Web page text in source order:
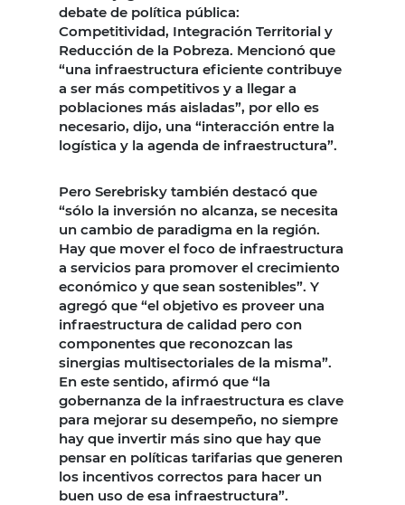
debate de política pública:
Competitividad, Integración Territorial y
Reducción de la Pobreza. Mencionó que
“una infraestructura eficiente contribuye
a ser más competitivos y a llegar a
poblaciones más aisladas”, por ello es
necesario, dijo, una “interacción entre la
logística y la agenda de infraestructura”.
Pero Serebrisky también destacó que
“sólo la inversión no alcanza, se necesita
un cambio de paradigma en la región.
Hay que mover el foco de infraestructura
a servicios para promover el crecimiento
económico y que sean sostenibles”. Y
agregó que “el objetivo es proveer una
infraestructura de calidad pero con
componentes que reconozcan las
sinergias multisectoriales de la misma”.
En este sentido, afirmó que “la
gobernanza de la infraestructura es clave
para mejorar su desempeño, no siempre
hay que invertir más sino que hay que
pensar en políticas tarifarias que generen
los incentivos correctos para hacer un
buen uso de esa infraestructura”.